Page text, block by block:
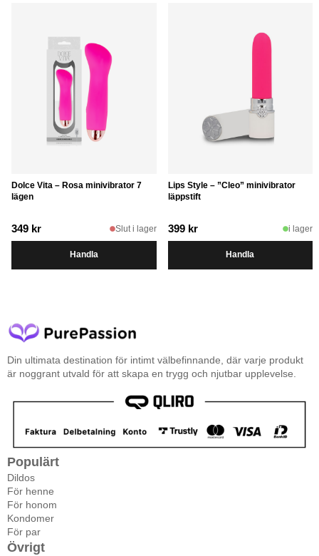
Dolce Vita – Rosa minivibrator 7
lägen
349 kr Slut i lager
Handla
Lips Style – ”Cleo” minivibrator
läppstift
399 kr i lager
Handla
Din ultimata destination för intimt välbefinnande, där varje produkt
är noggrant utvald för att skapa en trygg och njutbar upplevelse.
Populärt
Dildos
För henne
För honom
Kondomer
För par
Övrigt